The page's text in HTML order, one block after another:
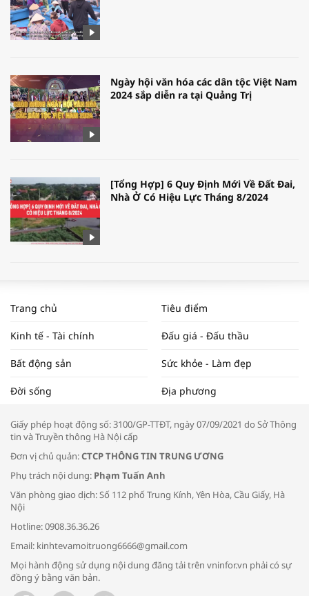
Ngày hội văn hóa các dân tộc Việt Nam
2024 sắp diễn ra tại Quảng Trị
[Tổng Hợp] 6 Quy Định Mới Về Đất Đai,
Nhà Ở Có Hiệu Lực Tháng 8/2024
NAM NĂM 2024 VÀ NĂM 2025 | NHỊP
ĐẬP THỊ TRƯỜNG #62
Tọa đàm “Xúc tiến thương mại: Khơi
Bác sĩ tư vấn cách phòng tránh bệnh
đường hô hấp trong thời tiết giao mùa
Trang chủ Tiêu điểm
Kinh tế - Tài chính Đấu giá - Đấu thầu
Bất động sản Sức khỏe - Làm đẹp
Đời sống Địa phương
Giấy phép hoạt động số: 3100/GP-TTĐT, ngày 07/09/2021 do Sở Thông
tin và Truyền thông Hà Nội cấp
Đơn vị chủ quản:CTCP THÔNG TIN TRUNG ƯƠNG
Phụ trách nội dung: Phạm Tuấn Anh
Văn phòng giao dịch: Số 112 phố Trung Kính, Yên Hòa, Cầu Giấy, Hà
Nội
Hotline: 0908.36.36.26
Email: kinhtevamoitruong6666@gmail.com
Mọi hành động sử dụng nội dung đăng tải trên vninfor.vn phải có sự
đồng ý bằng văn bản.